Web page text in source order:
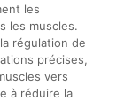
les
les muscles.
régulation de
précises,
vers
à réduire la